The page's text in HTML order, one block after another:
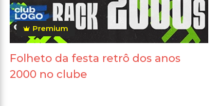
Premium
Folheto da festa retrô dos anos
2000 no clube